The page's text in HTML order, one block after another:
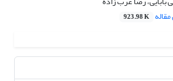
923.98 K